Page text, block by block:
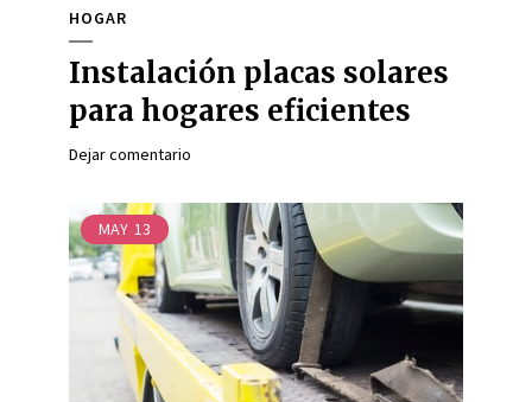
HOGAR
Instalación placas solares
para hogares eficientes
Dejar comentario
MAY 13